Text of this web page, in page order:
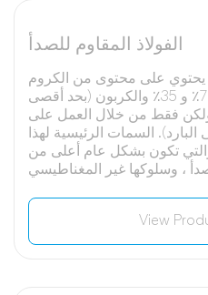
الفولاذ المقاوم للصدأ
يحتوي على محتوى من الكروم
بين 16٪ و 26٪ ، والنيكل بين 7٪ و 35٪ والكربون (بحد أقصى
، ولكن فقط من خلال العمل على
السمات الرئيسية لهذا
والتي تكون بشكل عام أعلى من
View